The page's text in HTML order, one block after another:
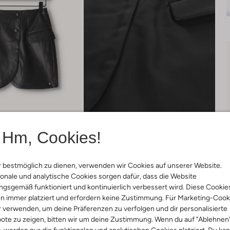
Hm, Cookies!
bestmöglich zu dienen, verwenden wir Cookies auf unserer Website.
und analytische Cookies sorgen dafür, dass die Website
funktioniert und kontinuierlich verbessert wird. Diese
immer platziert und erfordern keine Zustimmung. Für Marketing-
verwenden, um deine Präferenzen zu verfolgen und dir personalisierte
zu zeigen, bitten wir um deine Zustimmung. Wenn du auf
Lieferung & Rückgabe